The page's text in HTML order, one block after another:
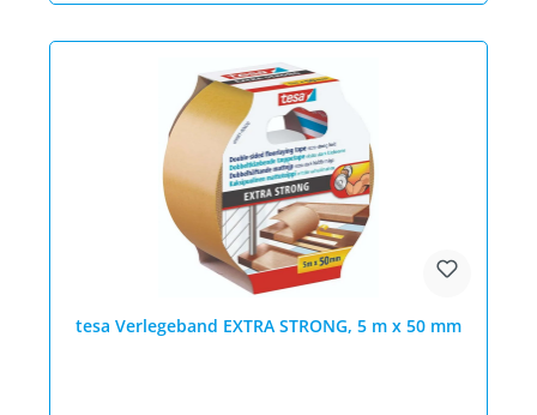
tesa Verlegeband EXTRA STRONG, 5 m x 50 mm